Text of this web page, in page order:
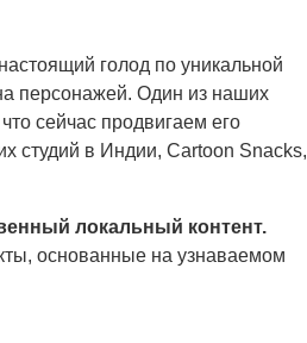
голод по уникальной
персонажей. Один из наших
сейчас продвигаем его
студий в Индии, Cartoon Snacks,
локальный контент.
основанные на узнаваемом